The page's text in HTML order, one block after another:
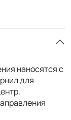
наносятся с
для